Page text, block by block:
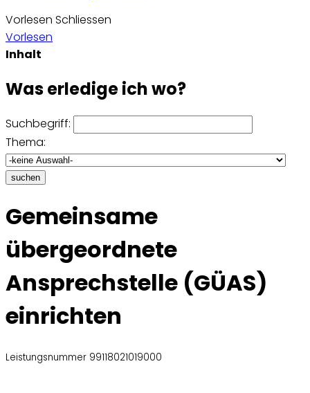
Vorlesen Schliessen
Vorlesen
Inhalt
Was erledige ich wo?
Suchbegriff:
Thema:
suchen
Gemeinsame
übergeordnete
Ansprechstelle (GÜAS)
einrichten
Leistungsnummer 99118021019000